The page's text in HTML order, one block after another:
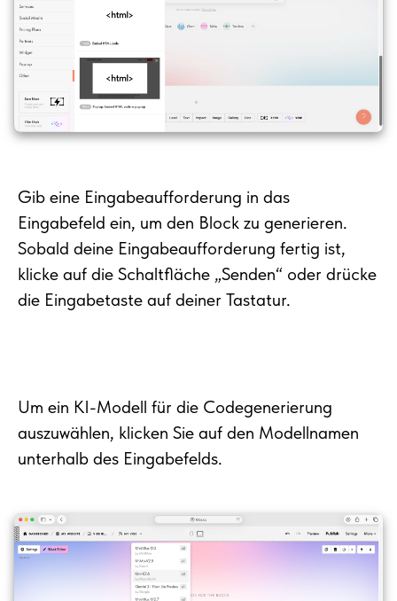
Gib eine Eingabeaufforderung in das
Eingabefeld ein, um den Block zu generieren.
Sobald deine Eingabeaufforderung fertig ist,
klicke auf die Schaltfläche „Senden“ oder drücke
die Eingabetaste auf deiner Tastatur.
Um ein KI-Modell für die Codegenerierung
auszuwählen, klicken Sie auf den Modellnamen
unterhalb des Eingabefelds.